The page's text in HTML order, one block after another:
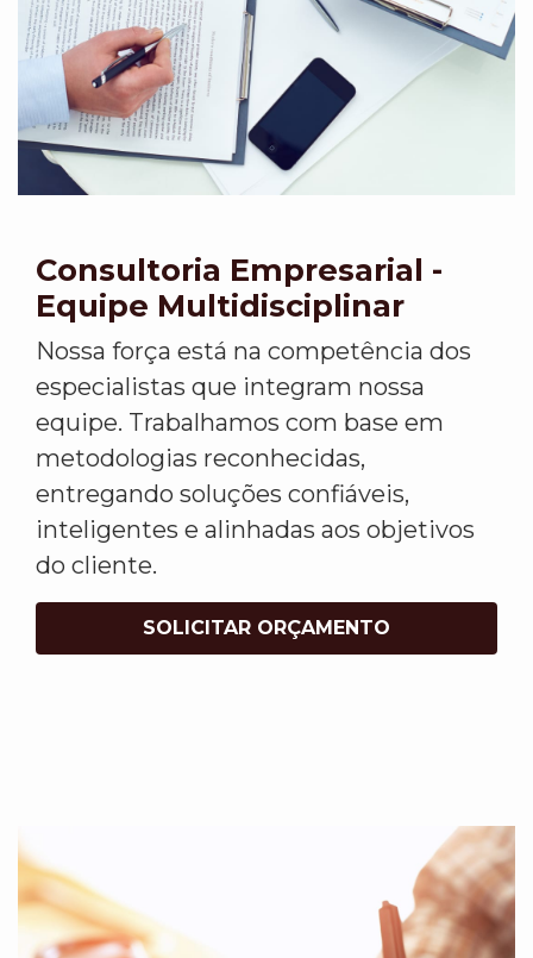
Consultoria Empresarial -
Equipe Multidisciplinar
Nossa força está na competência dos
especialistas que integram nossa
equipe. Trabalhamos com base em
metodologias reconhecidas,
entregando soluções confiáveis,
inteligentes e alinhadas aos objetivos
do cliente.
SOLICITAR ORÇAMENTO